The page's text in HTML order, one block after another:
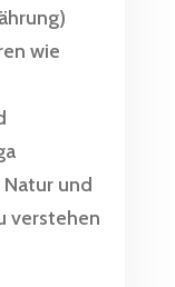
wie
und
verstehen